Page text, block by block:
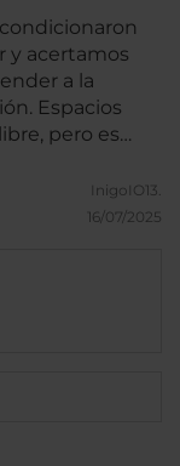
y acertamos
a la
Espacios
pero es
a calidad.
InigoIO13.
16/07/2025